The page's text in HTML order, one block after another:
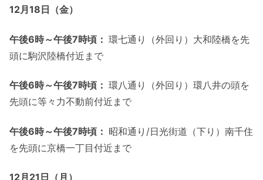
12月 18 日（金）
午後6時～午後7時頃： 環七通り（外回り）大和陸橋を先
頭に駒沢陸橋付近まで
午後6時～午後7時頃： 環八通り（外回り）環八井の頭を
先頭に等々力不動前付近まで
午後6時～午後7時頃： 昭和通り/日光街道（下り）南千住
を先頭に京橋一丁目付近まで
12月 21 日（月）